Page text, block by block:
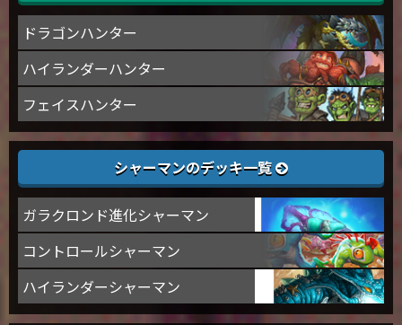
ドラゴンハンター
ハイランダーハンター
フェイスハンター
シャーマンのデッキ一覧
ガラクロンド進化シャーマン
コントロールシャーマン
ハイランダーシャーマン